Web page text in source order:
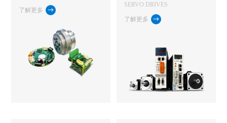
了解更多
SERVO DRIVES
了解更多